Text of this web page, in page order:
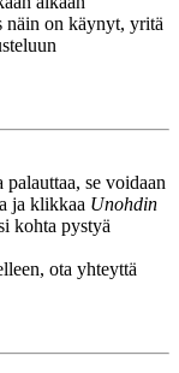
näin on käynyt, yritä
se voidaan
ja klikkaa Unohdin
kohta pystyä
ota yhteyttä